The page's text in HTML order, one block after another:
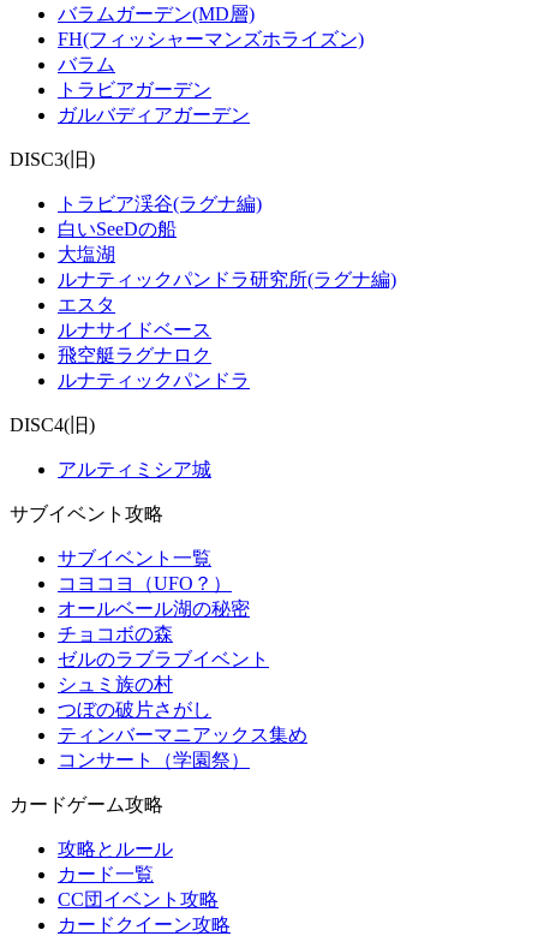
バラムガーデン(MD層)
FH(フィッシャーマンズホライズン)
バラム
トラビアガーデン
ガルバディアガーデン
DISC3(旧)
トラビア渓谷(ラグナ編)
白いSeeDの船
大塩湖
ルナティックパンドラ研究所(ラグナ編)
エスタ
ルナサイドベース
飛空艇ラグナロク
ルナティックパンドラ
DISC4(旧)
アルティミシア城
サブイベント攻略
サブイベント一覧
コヨコヨ（UFO？）
オールベール湖の秘密
チョコボの森
ゼルのラブラブイベント
シュミ族の村
つぼの破片さがし
ティンバーマニアックス集め
コンサート（学園祭）
カードゲーム攻略
攻略とルール
カード一覧
CC団イベント攻略
カードクイーン攻略